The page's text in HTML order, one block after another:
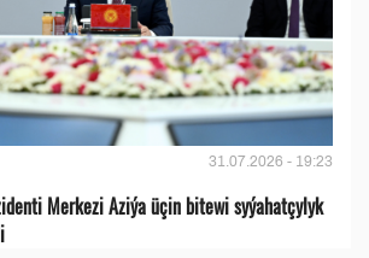
31.07.2026 - 19:23
Merkezi Aziýa üçin bitewi syýahatçylyk